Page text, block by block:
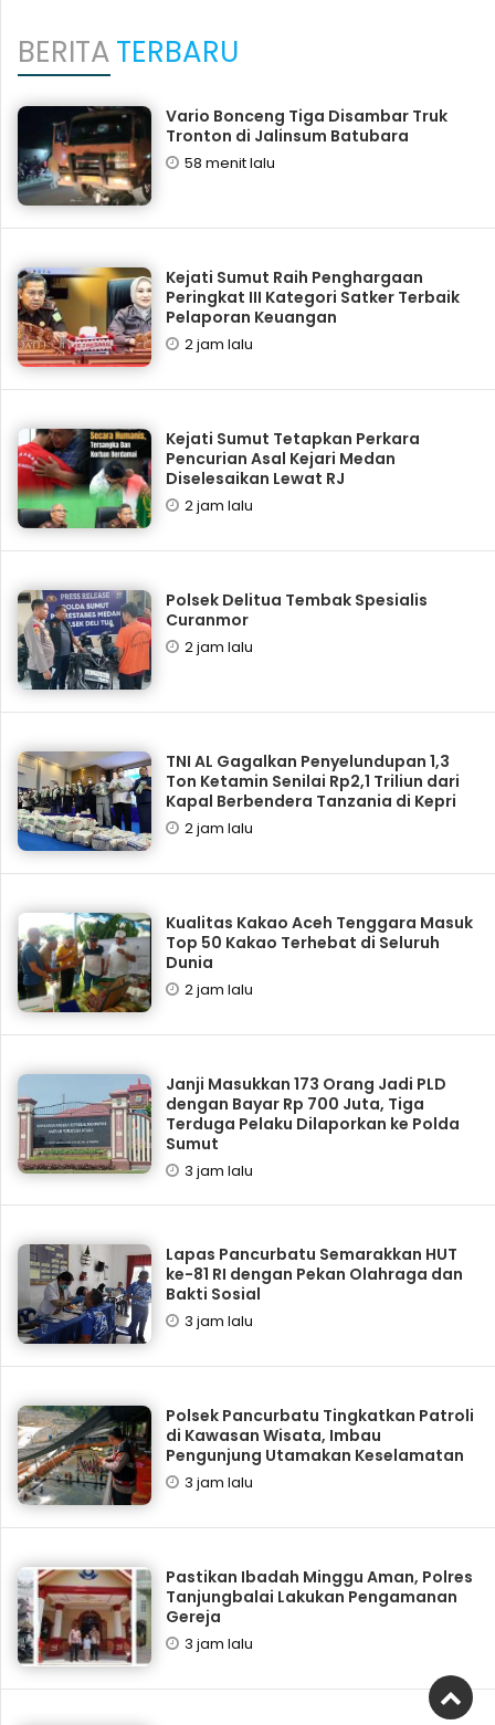
BERITATERBARU
Vario Bonceng Tiga Disambar Truk
Tronton di Jalinsum Batubara
58 menit lalu
Kejati Sumut Raih Penghargaan
Peringkat III Kategori Satker Terbaik
Pelaporan Keuangan
2 jam lalu
Kejati Sumut Tetapkan Perkara
Pencurian Asal Kejari Medan
Diselesaikan Lewat RJ
2 jam lalu
Polsek Delitua Tembak Spesialis
Curanmor
2 jam lalu
TNI AL Gagalkan Penyelundupan 1,3
Ton Ketamin Senilai Rp2,1 Triliun dari
Kapal Berbendera Tanzania di Kepri
2 jam lalu
Kualitas Kakao Aceh Tenggara Masuk
Top 50 Kakao Terhebat di Seluruh
Dunia
2 jam lalu
Janji Masukkan 173 Orang Jadi PLD
dengan Bayar Rp 700 Juta, Tiga
Terduga Pelaku Dilaporkan ke Polda
Sumut
3 jam lalu
Lapas Pancurbatu Semarakkan HUT
ke-81 RI dengan Pekan Olahraga dan
Bakti Sosial
3 jam lalu
Polsek Pancurbatu Tingkatkan Patroli
di Kawasan Wisata, Imbau
Pengunjung Utamakan Keselamatan
3 jam lalu
Pastikan Ibadah Minggu Aman, Polres
Tanjungbalai Lakukan Pengamanan
Gereja
3 jam lalu